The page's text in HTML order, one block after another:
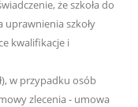
że szkoła do
uprawnienia szkoły
kwalifikacje i
w przypadku osób
zlecenia - umowa